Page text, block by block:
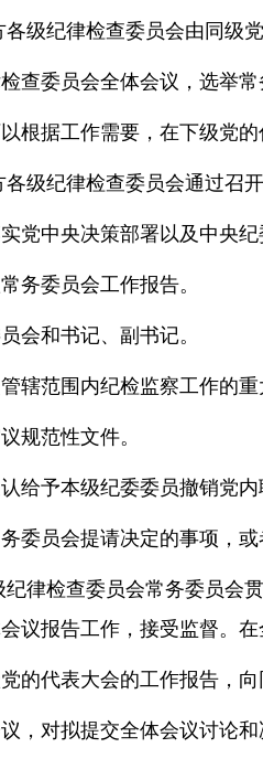
级纪律检查委员会由同级
查委员会全体会议，选举
根据工作需要，在下级党
级纪律检查委员会通过召
实党中央决策部署以及中央
务委员会工作报告。
会和书记、副书记。
管辖范围内纪检监察工作的
规范性文件。
认给予本级纪委委员撤销党
务委员会提请决定的事项，
律检查委员会常务委员会
议报告工作，接受监督。
党的代表大会的工作报告，
议，对拟提交全体会议讨论